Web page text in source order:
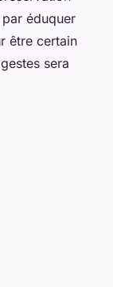
éduquer
être certain
sera